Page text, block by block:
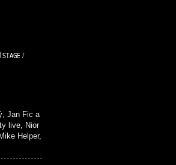
STAGE /
Jan Fic a
live, Nior
Helper,